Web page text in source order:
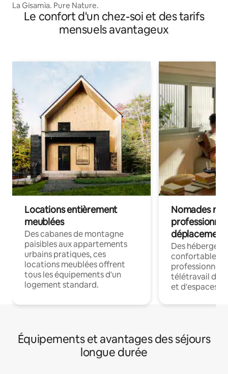
La Gisamìa. Pure Nature.
Le confort d'un chez-soi et des tarifs
mensuels avantageux
Locations entièrement
meublées
Des cabanes de montagne
paisibles aux appartements
urbains pratiques, ces
locations meublées offrent
tous les équipements d'un
logement standard.
Nomades
déplacement
Des
confortables
professionnels
télétravail
et d'espaces
Équipements et avantages des séjours
longue durée